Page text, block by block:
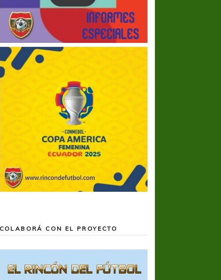
COLABORÁ CON EL PROYECTO